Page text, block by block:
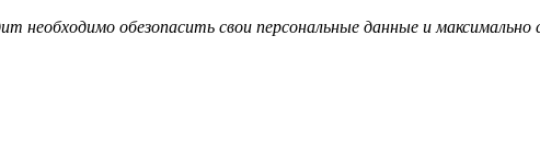
обезопасить свои персональные данные и максимально